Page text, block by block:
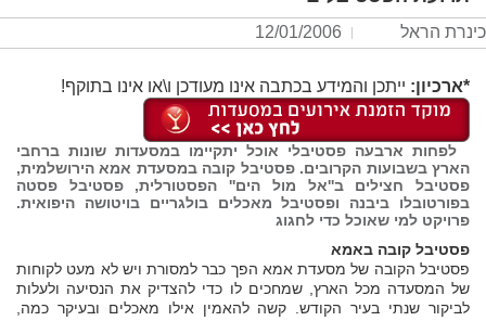
כינרת הראל 12/01/2006
*ארכיון: ייתכן והמידע בכתבה אינו מעודכן ו\או אינו בתוקף!
לפחות ארבעה פסטיבלי אוכל יתקיימו במסעדות שונות ברחבי
הארץ בשבועות הקרובים. פסטיבל קובה במסעדת אמא הירושלמית,
פסטיבל חצילים ב''אל מול הים'' הפסטורלית, פסטיבל פסטה
בפורטובלו ביבנה ופסטיבל מאכלים בולגריים בויטושה היפואית.
פרויקט למי שאוכל כדי לחגוג
פסטיבל קובה באמא
פסטיבל הקובה של מסעדת אמא הפך כבר למסורת ויש לא מעט לקוחות
של המסעדה מכל הארץ, שמחכים לו כדי להצדיק את הנסיעה ולעלות
לביקור שנתי בעיר הקודש. קשה להאמין אילו מאכלים ובעיקר כמה,